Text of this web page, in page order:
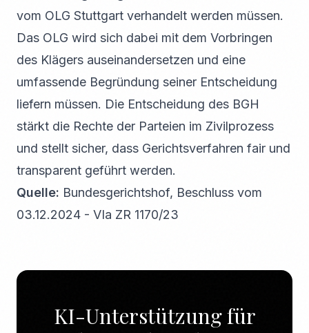
vom OLG Stuttgart verhandelt werden müssen.
Das OLG wird sich dabei mit dem Vorbringen
des Klägers auseinandersetzen und eine
umfassende Begründung seiner Entscheidung
liefern müssen. Die Entscheidung des BGH
stärkt die Rechte der Parteien im Zivilprozess
und stellt sicher, dass Gerichtsverfahren fair und
transparent geführt werden.
Quelle: Bundesgerichtshof, Beschluss vom
03.12.2024 - VIa ZR 1170/23
KI-Unterstützung für